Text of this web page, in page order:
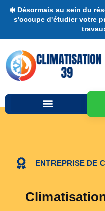
❄️ Désormais au sein du
s'occupe d'étudier votre
ENTREPRISE DE